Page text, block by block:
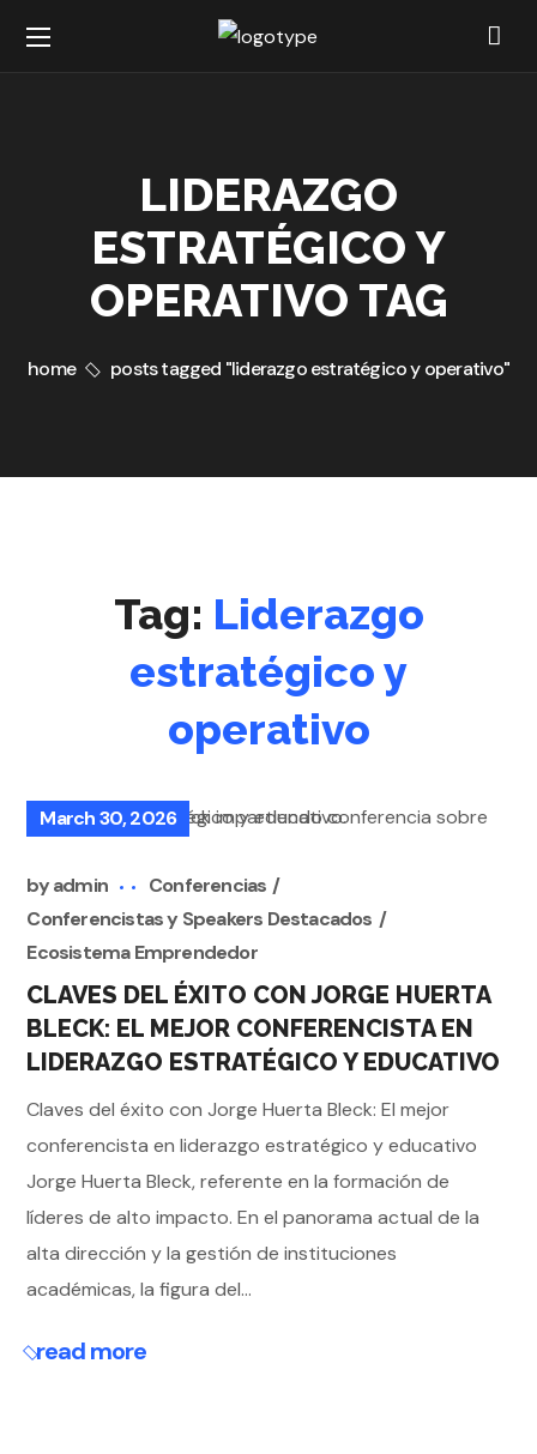
LIDERAZGO
ESTRATÉGICO Y
OPERATIVO TAG
home posts tagged "liderazgo estratégico y operativo"
Tag: Liderazgo
estratégico y
operativo
March 30, 2026
byadmin
Conferencias
Conferencistas y Speakers Destacados
Ecosistema Emprendedor
CLAVES DEL ÉXITO CON JORGE HUERTA
BLECK: EL MEJOR CONFERENCISTA EN
LIDERAZGO ESTRATÉGICO Y EDUCATIVO
Claves del éxito con Jorge Huerta Bleck: El mejor
conferencista en liderazgo estratégico y educativo
Jorge Huerta Bleck, referente en la formación de
líderes de alto impacto. En el panorama actual de la
alta dirección y la gestión de instituciones
académicas, la figura del...
read more